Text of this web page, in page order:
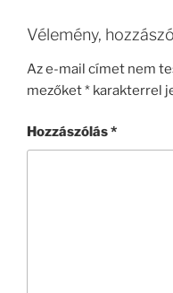
k
Vélemény,
Az e-mail címet nem
mezőket* karakterrel
Hozzászólás*